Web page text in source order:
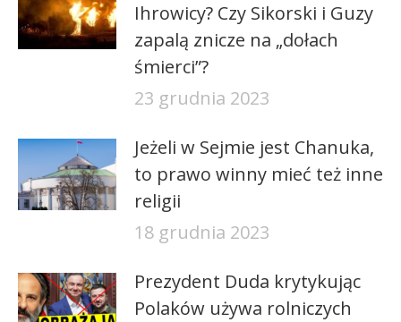
Ihrowicy? Czy Sikorski i Guzy
zapalą znicze na „dołach
śmierci”?
23 grudnia 2023
Jeżeli w Sejmie jest Chanuka,
to prawo winny mieć też inne
religii
18 grudnia 2023
Prezydent Duda krytykując
Polaków używa rolniczych